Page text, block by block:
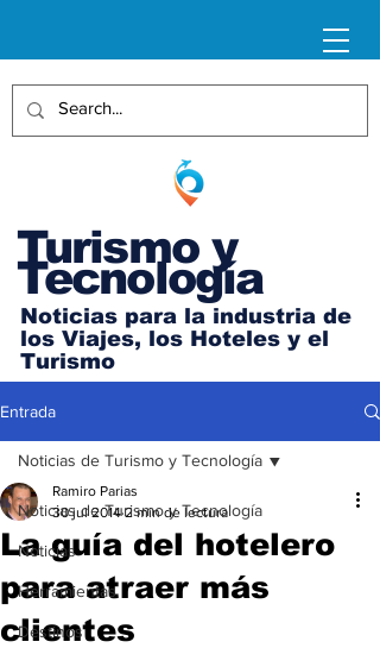
Turismo y
Tecnología
Noticias para la industria de
los Viajes, los Hoteles y el
Turismo
Entrada
Noticias de Turismo y Tecnología
Noticias
Herramientas
Destinos
Noticias de Turismo y Tecnología
La guía del hotelero
para atraer más
clientes
Ramiro Parias
30 jul 2014 2 min de lectura